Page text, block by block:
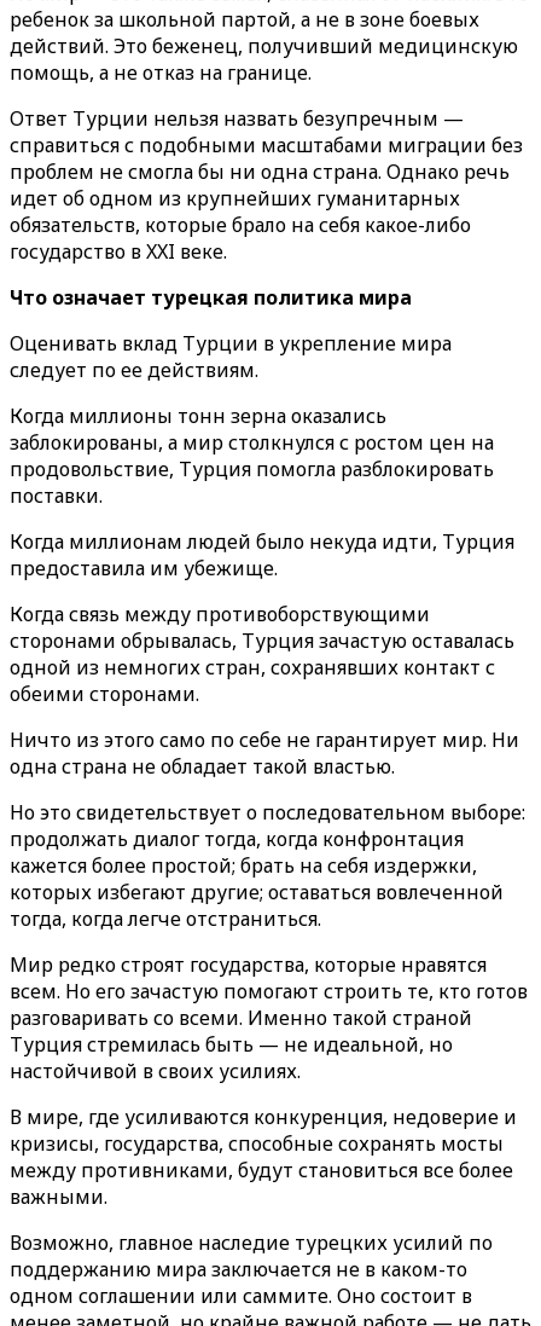
ребенок за школьной партой, а не в зоне боевых
действий. Это беженец, получивший медицинскую
помощь, а не отказ на границе.
Ответ Турции нельзя назвать безупречным —
справиться с подобными масштабами миграции без
проблем не смогла бы ни одна страна. Однако речь
идет об одном из крупнейших гуманитарных
обязательств, которые брало на себя какое-либо
государство в XXI веке.
Что означает турецкая политика мира
Оценивать вклад Турции в укрепление мира
следует по ее действиям.
Когда миллионы тонн зерна оказались
заблокированы, а мир столкнулся с ростом цен на
продовольствие, Турция помогла разблокировать
поставки.
Когда миллионам людей было некуда идти, Турция
предоставила им убежище.
Когда связь между противоборствующими
сторонами обрывалась, Турция зачастую оставалась
одной из немногих стран, сохранявших контакт с
обеими сторонами.
Ничто из этого само по себе не гарантирует мир. Ни
одна страна не обладает такой властью.
Но это свидетельствует о последовательном выборе:
продолжать диалог тогда, когда конфронтация
кажется более простой; брать на себя издержки,
которых избегают другие; оставаться вовлеченной
тогда, когда легче отстраниться.
Мир редко строят государства, которые нравятся
всем. Но его зачастую помогают строить те, кто готов
разговаривать со всеми. Именно такой страной
Турция стремилась быть — не идеальной, но
настойчивой в своих усилиях.
В мире, где усиливаются конкуренция, недоверие и
кризисы, государства, способные сохранять мосты
между противниками, будут становиться все более
важными.
Возможно, главное наследие турецких усилий по
поддержанию мира заключается не в каком-то
одном соглашении или саммите. Оно состоит в